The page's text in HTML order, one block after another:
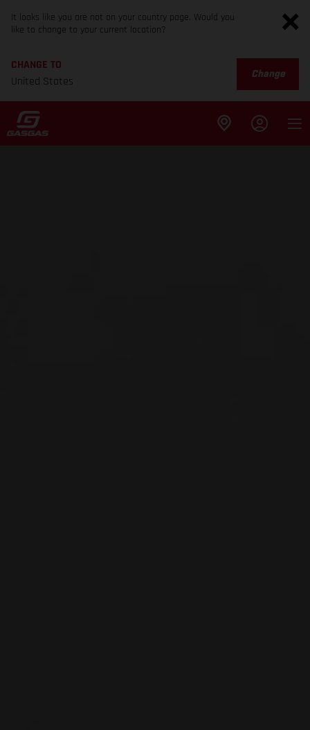
It looks like you are not on your country page. Would you
like to change to your current location?
CHANGE TO
United States
Change